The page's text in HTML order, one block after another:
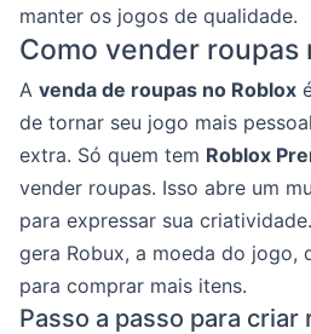
manter os jogos de qualidade.
Como vender roupas
A venda de roupas no Roblox
de tornar seu jogo mais
extra. Só quem tem Roblox
vender roupas. Isso abre um
para expressar sua
gera Robux, a moeda do jogo,
para comprar mais itens.
Passo a passo para criar